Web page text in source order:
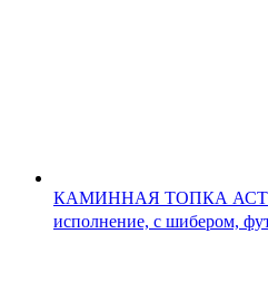
КАМИННАЯ ТОПКА
исполнение, с шибером,